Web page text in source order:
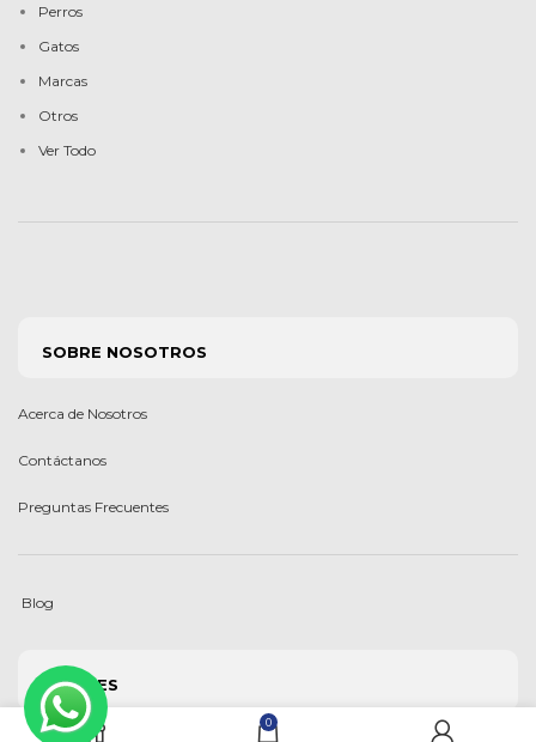
Perros
Gatos
Marcas
Otros
Ver Todo
SOBRE NOSOTROS
Acerca de Nosotros
Contáctanos
Preguntas Frecuentes
Blog
LEGALES
0